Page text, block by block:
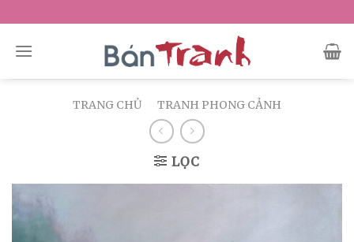
to
content
TRANG CHỦ TRANH PHONG CẢNH
LỌC